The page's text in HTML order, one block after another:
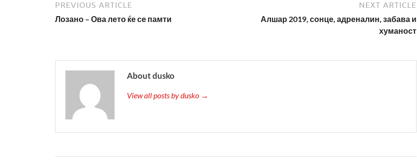
PREVIOUS ARTICLE
Лозано – Ова лето ќе се памти
NEXT ARTICLE
Алшар 2019, сонце, адреналин, забава и
хуманост
About dusko
View all posts by dusko →